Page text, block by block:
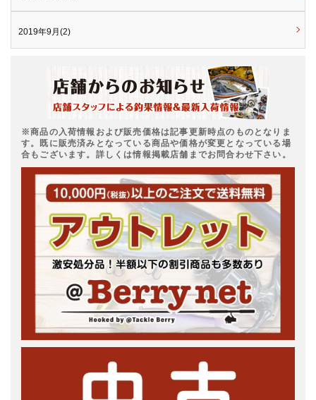
2019年9月(2)
※商品の入荷情報および販売価格は記事更新時点のものとなりま
す。既に販売済みとなっている商品や価格が変更となっている場
合もございます。詳しくは情報掲載店舗までお問合わせ下さい。